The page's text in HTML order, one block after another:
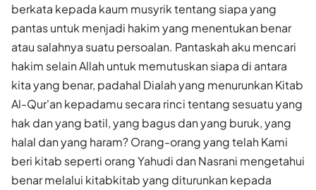
berkata kepada kaum musyrik tentang siapa yang
pantas untuk menjadi hakim yang menentukan benar
atau salahnya suatu persoalan. Pantaskah aku mencari
hakim selain Allah untuk memutuskan siapa di antara
kita yang benar, padahal Dialah yang menurunkan Kitab
Al-Qur'an kepadamu secara rinci tentang sesuatu yang
hak dan yang batil, yang bagus dan yang buruk, yang
halal dan yang haram? Orang-orang yang telah Kami
beri kitab seperti orang Yahudi dan Nasrani mengetahui
benar melalui kitabkitab yang diturunkan kepada